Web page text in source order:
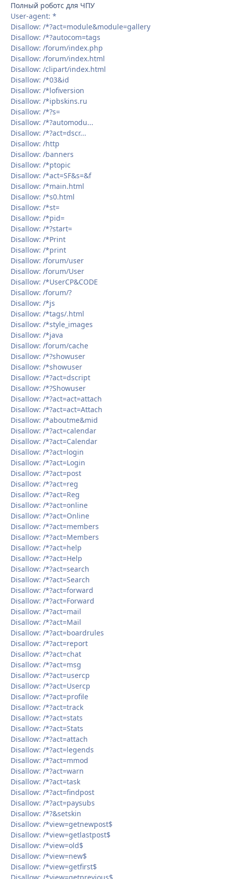
Полный роботс для ЧПУ
User-agent: *
Disallow: /*?act=module&module=gallery
Disallow: /*?autocom=tags
Disallow: /forum/index.php
Disallow: /forum/index.html
Disallow: /clipart/index.html
Disallow: /*03&id
Disallow: /*lofiversion
Disallow: /*ipbskins.ru
Disallow: /*?s=
Disallow: /*?automodu...
Disallow: /*?act=dscr...
Disallow: /http
Disallow: /banners
Disallow: /*ptopic
Disallow: /*act=SF&s=&f
Disallow: /*main.html
Disallow: /*s0.html
Disallow: /*st=
Disallow: /*pid=
Disallow: /*?start=
Disallow: /*Print
Disallow: /*print
Disallow: /forum/user
Disallow: /forum/User
Disallow: /*UserCP&CODE
Disallow: /forum/?
Disallow: /*js
Disallow: /*tags/.html
Disallow: /*style_images
Disallow: /*java
Disallow: /forum/cache
Disallow: /*?showuser
Disallow: /*showuser
Disallow: /*?act=dscript
Disallow: /*?Showuser
Disallow: /*?act=act=attach
Disallow: /*?act=act=Attach
Disallow: /*aboutme&mid
Disallow: /*?act=calendar
Disallow: /*?act=Calendar
Disallow: /*?act=login
Disallow: /*?act=Login
Disallow: /*?act=post
Disallow: /*?act=reg
Disallow: /*?act=Reg
Disallow: /*?act=online
Disallow: /*?act=Online
Disallow: /*?act=members
Disallow: /*?act=Members
Disallow: /*?act=help
Disallow: /*?act=Help
Disallow: /*?act=search
Disallow: /*?act=Search
Disallow: /*?act=forward
Disallow: /*?act=Forward
Disallow: /*?act=mail
Disallow: /*?act=Mail
Disallow: /*?act=boardrules
Disallow: /*?act=report
Disallow: /*?act=chat
Disallow: /*?act=msg
Disallow: /*?act=usercp
Disallow: /*?act=Usercp
Disallow: /*?act=profile
Disallow: /*?act=track
Disallow: /*?act=stats
Disallow: /*?act=Stats
Disallow: /*?act=attach
Disallow: /*?act=legends
Disallow: /*?act=mmod
Disallow: /*?act=warn
Disallow: /*?act=task
Disallow: /*?act=findpost
Disallow: /*?act=paysubs
Disallow: /*?&setskin
Disallow: /*view=getnewpost$
Disallow: /*view=getlastpost$
Disallow: /*view=old$
Disallow: /*view=new$
Disallow: /*view=getfirst$